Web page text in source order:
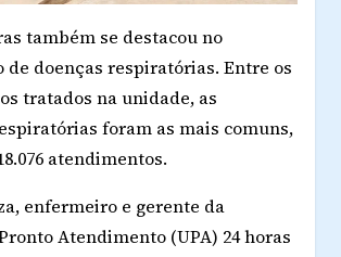
também se destacou no
de doenças respiratórias. Entre os
tratados na unidade, as
foram as mais comuns,
atendimentos.
enfermeiro e gerente da
Atendimento (UPA) 24 horas